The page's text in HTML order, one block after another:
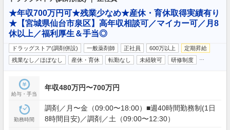
★年収700万円可★残業少なめ★産休・育休取得実績有り
★【宮城県仙台市泉区】高年収相談可／マイカー可／月8
休以上／福利厚生＆手当◎
ドラッグストア(調剤併設) 一般薬剤師 正社員 600万以上
定期昇給
残業なし／ほぼなし
産休・育休 転勤なし 未経験可 研修制度
給与・手当
年収480万円〜700万円
勤務時間
調剤／月〜金（09:00〜18:00）■週40時間勤務制(1日
8時間目安)／調剤／土（09:00〜12:30）